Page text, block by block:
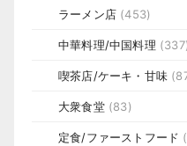
ラーメン店 (453)
中華料理/中国料理
喫茶店/ケーキ・甘味
大衆食堂(83)
定食/ファーストフード